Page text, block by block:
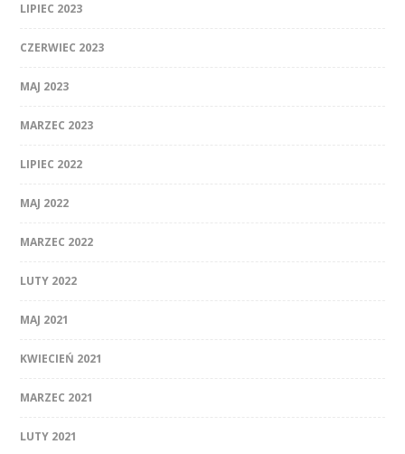
LIPIEC 2023
CZERWIEC 2023
MAJ 2023
MARZEC 2023
LIPIEC 2022
MAJ 2022
MARZEC 2022
LUTY 2022
MAJ 2021
KWIECIEŃ 2021
MARZEC 2021
LUTY 2021